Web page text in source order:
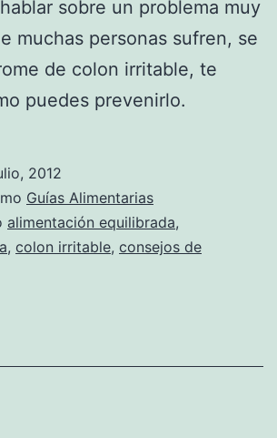
sobre un problema muy
muchas personas sufren, se
de colon irritable, te
puedes prevenirlo.
2012
Guías Alimentarias
alimentación equilibrada,
, colon irritable, consejos de